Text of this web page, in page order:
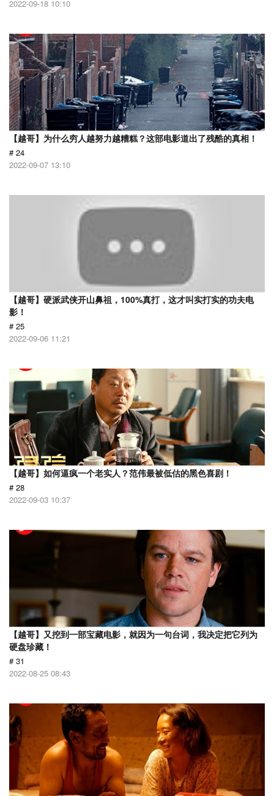
2022-09-18 10:10
【越哥】为什么穷人越努力越糟糕？这部电影道出了残酷的真相！
# 24
2022-09-07 13:10
【越哥】硬派武侠开山鼻祖，100%真打，这才叫实打实的功夫电
影！
# 25
2022-09-06 11:21
【越哥】如何逼疯一个老实人？范伟最被低估的黑色喜剧！
# 28
2022-09-03 10:37
【越哥】又挖到一部宝藏电影，就因为一句台词，我决定把它列为
硬盘珍藏！
# 31
2022-08-25 08:43